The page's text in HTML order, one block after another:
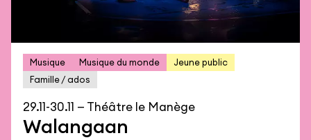
Musique Musique du monde
Jeune public
Famille / ados
29.11-30.11 — Théâtre le Manège
Walangaan